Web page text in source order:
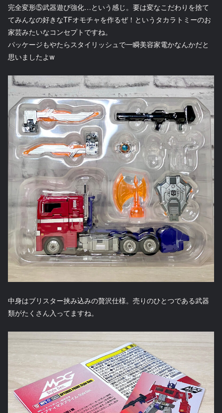
完全変形⑤武器遊び強化…という感じ。要は変なこだわりを捨て
てみんなの好きなTFオモチャを作るぜ！というタカラトミーのお
家芸みたいなコンセプトですね。
パッケージもやたらスタイリッシュで一瞬美容家電かなんかだと
思いましたよw
中身はブリスター挟み込みの贅沢仕様。売りのひとつである武器
類がたくさん入ってますね。